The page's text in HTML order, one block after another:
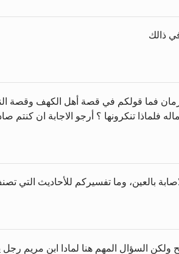
ذالك
فما قولكم في قصة أهل الكهف وقصة
تنكرونها ؟ أرجو الاجابة ان كنتم
بالعين، وما تفسيركم للأحاديث التي
السؤال المهم هنا لمادا ابن مريم